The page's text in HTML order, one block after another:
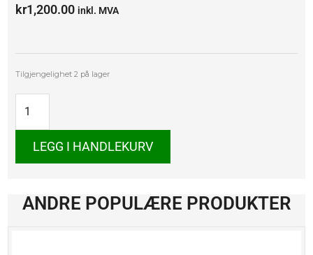
kr1,200.00 inkl. MVA
Tilgjengelighet 2 på lager
Ford
2025
LEGG I HANDLEKURV
ANDRE POPULÆRE PRODUKTER